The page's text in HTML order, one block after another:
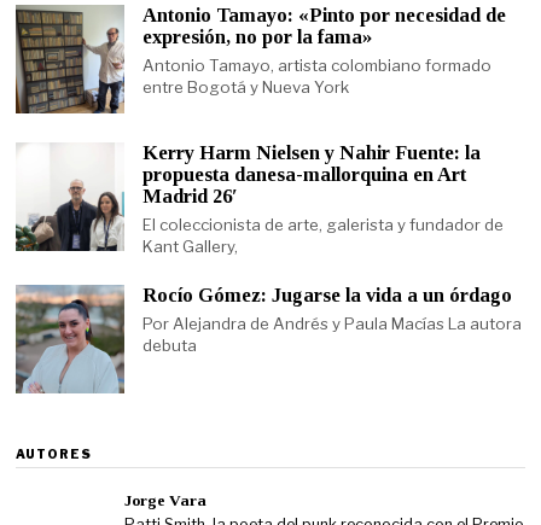
Antonio Tamayo: «Pinto por necesidad de
expresión, no por la fama»
Antonio Tamayo, artista colombiano formado
entre Bogotá y Nueva York
Kerry Harm Nielsen y Nahir Fuente: la
propuesta danesa-mallorquina en Art
Madrid 26′
El coleccionista de arte, galerista y fundador de
Kant Gallery,
Rocío Gómez: Jugarse la vida a un órdago
Por Alejandra de Andrés y Paula Macías La autora
debuta
AUTORES
Jorge Vara